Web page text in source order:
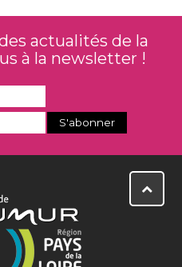
actualités de la
à la newsletter !